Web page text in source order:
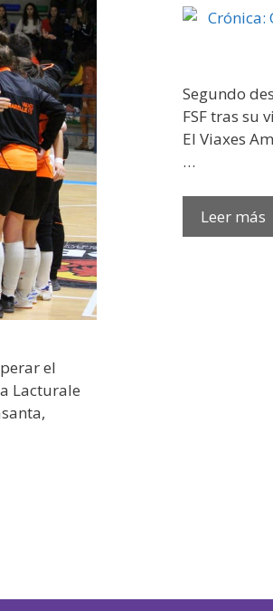
el
Lacturale
Segundo
FSF tras su
El Viaxes
…
Leer más